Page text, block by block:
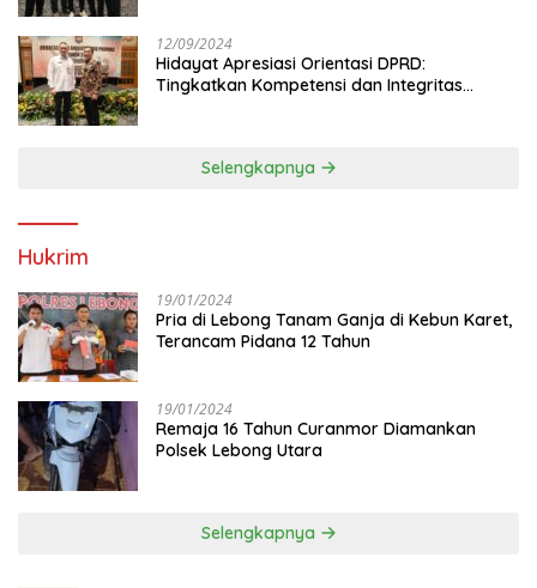
12/09/2024
Hidayat Apresiasi Orientasi DPRD:
Tingkatkan Kompetensi dan Integritas
Selengkapnya
Hukrim
19/01/2024
Pria di Lebong Tanam Ganja di Kebun Karet,
Terancam Pidana 12 Tahun
19/01/2024
Remaja 16 Tahun Curanmor Diamankan
Polsek Lebong Utara
Selengkapnya